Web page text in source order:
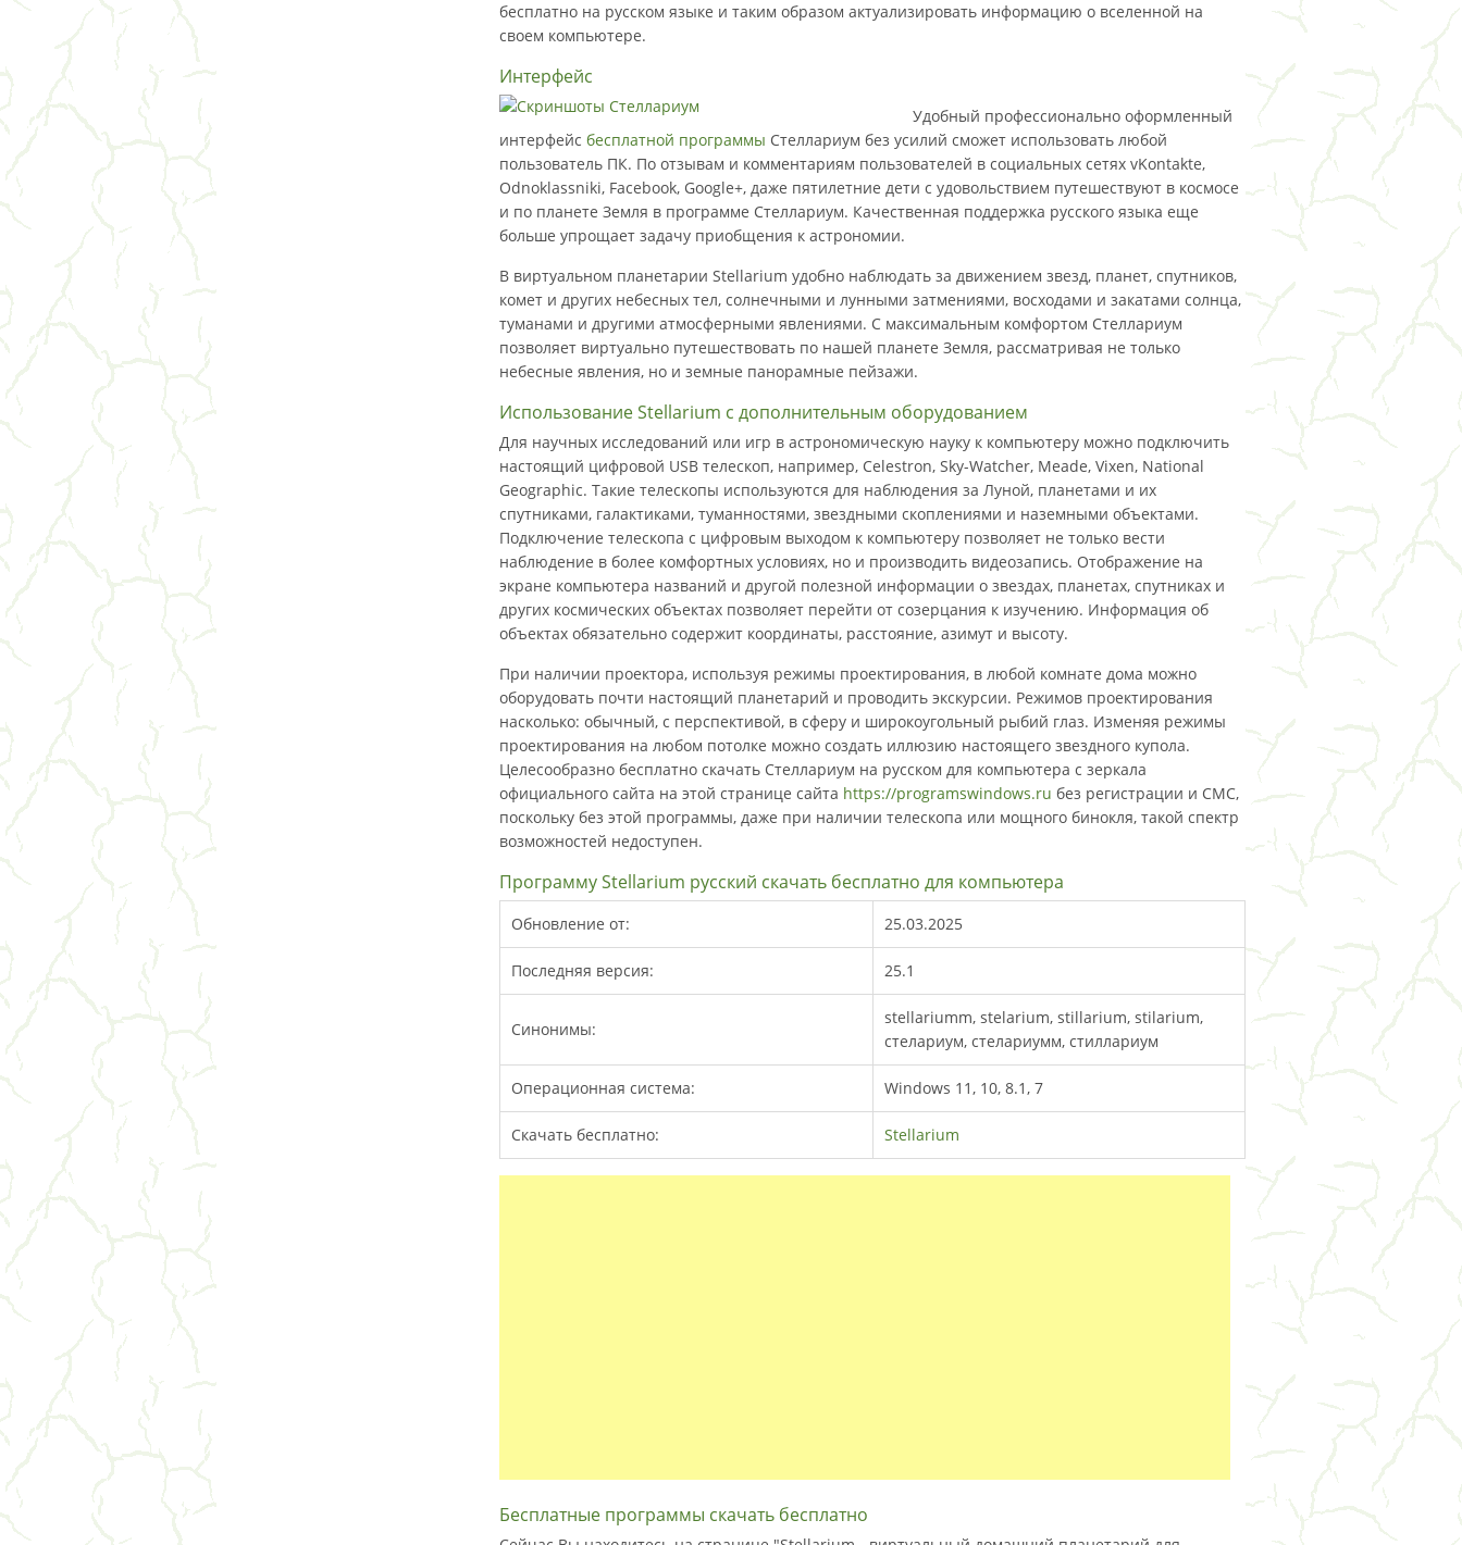
бесплатно на русском языке и таким образом актуализировать информацию о вселенной на
своем компьютере.
Интерфейс
Удобный профессионально оформленный
интерфейс бесплатной программы Стеллариум без усилий сможет использовать любой
пользователь ПК. По отзывам и комментариям пользователей в социальных сетях vKontakte,
Odnoklassniki, Facebook, Google+, даже пятилетние дети с удовольствием путешествуют в космосе
и по планете Земля в программе Стеллариум. Качественная поддержка русского языка еще
больше упрощает задачу приобщения к астрономии.
В виртуальном планетарии Stellarium удобно наблюдать за движением звезд, планет, спутников,
комет и других небесных тел, солнечными и лунными затмениями, восходами и закатами солнца,
туманами и другими атмосферными явлениями. С максимальным комфортом Стеллариум
позволяет виртуально путешествовать по нашей планете Земля, рассматривая не только
небесные явления, но и земные панорамные пейзажи.
Использование Stellarium с дополнительным оборудованием
Для научных исследований или игр в астрономическую науку к компьютеру можно подключить
настоящий цифровой USB телескоп, например, Celestron, Sky-Watcher, Meade, Vixen, National
Geographic. Такие телескопы используются для наблюдения за Луной, планетами и их
спутниками, галактиками, туманностями, звездными скоплениями и наземными объектами.
Подключение телескопа с цифровым выходом к компьютеру позволяет не только вести
наблюдение в более комфортных условиях, но и производить видеозапись. Отображение на
экране компьютера названий и другой полезной информации о звездах, планетах, спутниках и
других космических объектах позволяет перейти от созерцания к изучению. Информация об
объектах обязательно содержит координаты, расстояние, азимут и высоту.
При наличии проектора, используя режимы проектирования, в любой комнате дома можно
оборудовать почти настоящий планетарий и проводить экскурсии. Режимов проектирования
насколько: обычный, с перспективой, в сферу и широкоугольный рыбий глаз. Изменяя режимы
проектирования на любом потолке можно создать иллюзию настоящего звездного купола.
Целесообразно бесплатно скачать Стеллариум на русском для компьютера с зеркала
официального сайта на этой странице сайта https://programswindows.ru без регистрации и СМС,
поскольку без этой программы, даже при наличии телескопа или мощного бинокля, такой спектр
возможностей недоступен.
Программу Stellarium русский скачать бесплатно для компьютера
Обновление от: 25.03.2025
Последняя версия: 25.1
Синонимы:
stellariumm, stelarium, stillarium, stilarium,
стелариум, стелариумм, стиллариум
Операционная система: Windows 11, 10, 8.1, 7
Скачать бесплатно: Stellarium
Бесплатные программы скачать бесплатно